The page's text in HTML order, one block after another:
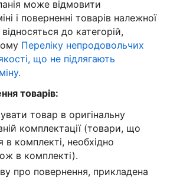
може відмовити
і поверненні товарів належної
до категорій,
Переліку непродовольчих
що не підлягають
товарів:
товар в оригінальну
комплектації (товари, що
в комплекті, необхідно
в комплекті).
про повернення, прикладена